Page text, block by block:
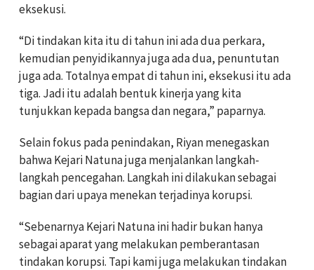
eksekusi.
“Di tindakan kita itu di tahun ini ada dua perkara,
kemudian penyidikannya juga ada dua, penuntutan
juga ada. Totalnya empat di tahun ini, eksekusi itu ada
tiga. Jadi itu adalah bentuk kinerja yang kita
tunjukkan kepada bangsa dan negara,” paparnya.
Selain fokus pada penindakan, Riyan menegaskan
bahwa Kejari Natuna juga menjalankan langkah-
langkah pencegahan. Langkah ini dilakukan sebagai
bagian dari upaya menekan terjadinya korupsi.
“Sebenarnya Kejari Natuna ini hadir bukan hanya
sebagai aparat yang melakukan pemberantasan
tindakan korupsi. Tapi kami juga melakukan tindakan